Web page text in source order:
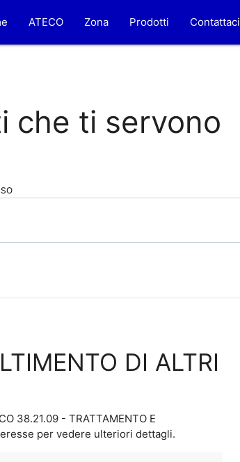
ATECO Zona Prodotti Contattaci
che ti servono
DI ALTRI
38.21.09 - TRATTAMENTO E
per vedere ulteriori dettagli.